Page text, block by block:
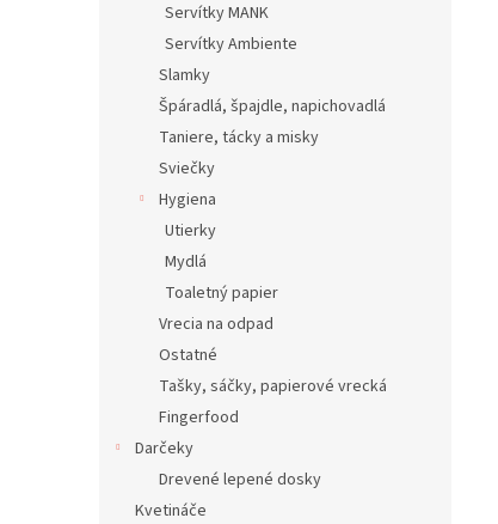
Servítky MANK
Servítky Ambiente
Slamky
Špáradlá, špajdle, napichovadlá
Taniere, tácky a misky
Sviečky
Hygiena
Utierky
Mydlá
Toaletný papier
Vrecia na odpad
Ostatné
Tašky, sáčky, papierové vrecká
Fingerfood
Darčeky
Drevené lepené dosky
Kvetináče